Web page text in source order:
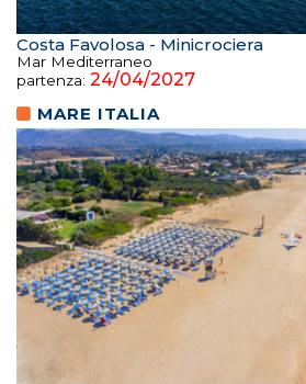
Costa Favolosa - Minicrociera
Mar Mediterraneo
partenza: 24/04/2027
MARE ITALIA